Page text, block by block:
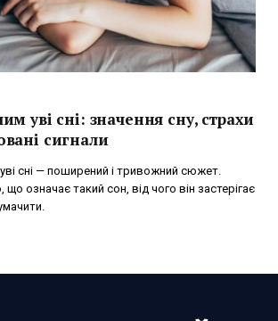
уві сні: значення сну, страхи
сигнали
сні — поширений і тривожний сюжет.
означає такий сон, від чого він застерігає